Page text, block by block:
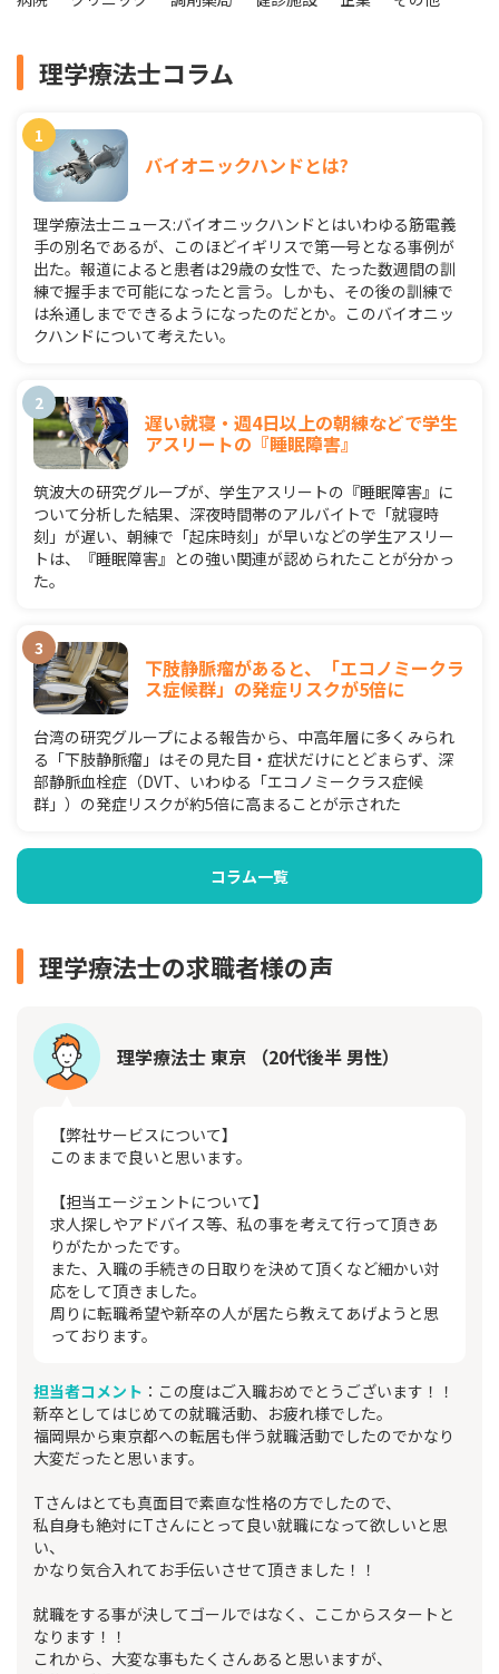
理学療法士コラム
バイオニックハンドとは?
理学療法士ニュース:バイオニックハンドとはいわゆる筋電義
手の別名であるが、このほどイギリスで第一号となる事例が
出た。報道によると患者は29歳の女性で、たった数週間の訓
練で握手まで可能になったと言う。しかも、その後の訓練で
は糸通しまでできるようになったのだとか。このバイオニッ
クハンドについて考えたい。
遅い就寝・週4日以上の朝練などで学生
アスリートの『睡眠障害』
筑波大の研究グループが、学生アスリートの『睡眠障害』に
ついて分析した結果、深夜時間帯のアルバイトで「就寝時
刻」が遅い、朝練で「起床時刻」が早いなどの学生アスリー
トは、『睡眠障害』との強い関連が認められたことが分かっ
た。
下肢静脈瘤があると、「エコノミークラ
ス症候群」の発症リスクが5倍に
台湾の研究グループによる報告から、中高年層に多くみられ
る「下肢静脈瘤」はその見た目・症状だけにとどまらず、深
部静脈血栓症（DVT、いわゆる「エコノミークラス症候
群」）の発症リスクが約5倍に高まることが示された
コラム一覧
理学療法士の求職者様の声
理学療法士 東京 （20代後半 男性）
【弊社サービスについて】
このままで良いと思います。
【担当エージェントについて】
求人探しやアドバイス等、私の事を考えて行って頂きあ
りがたかったです。
また、入職の手続きの日取りを決めて頂くなど細かい対
応をして頂きました。
周りに転職希望や新卒の人が居たら教えてあげようと思
っております。
担当者コメント ：この度はご入職おめでとうございます！！
新卒としてはじめての就職活動、お疲れ様でした。
福岡県から東京都への転居も伴う就職活動でしたのでかなり
大変だったと思います。
Tさんはとても真面目で素直な性格の方でしたので、
私自身も絶対にTさんにとって良い就職になって欲しいと思
い、
かなり気合入れてお手伝いさせて頂きました！！
就職をする事が決してゴールではなく、ここからスタートと
なります！！
これから、大変な事もたくさんあると思いますが、